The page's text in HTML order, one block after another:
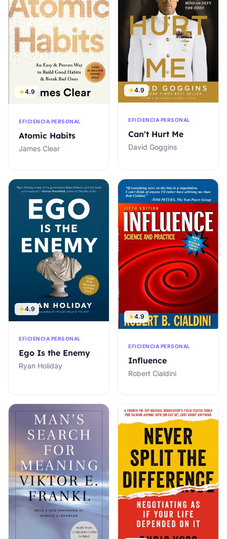
4.9
EFICIENCIA PERSONAL
Atomic Habits
James Clear
4.9
EFICIENCIA PERSONAL
Can't Hurt Me
David Goggins
4.9
EFICIENCIA PERSONAL
Ego Is the Enemy
Ryan Holiday
4.9
EFICIENCIA PERSONAL
Influence
Robert Cialdini